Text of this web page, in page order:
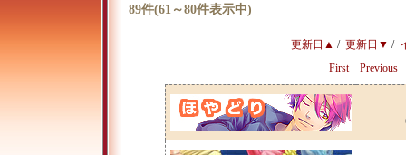
89件(61～80件表示中)
更新日▲ / 更新日▼ /
First
Previous